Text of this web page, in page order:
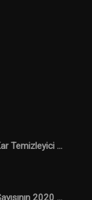
Temizleyici ...
2020 ...